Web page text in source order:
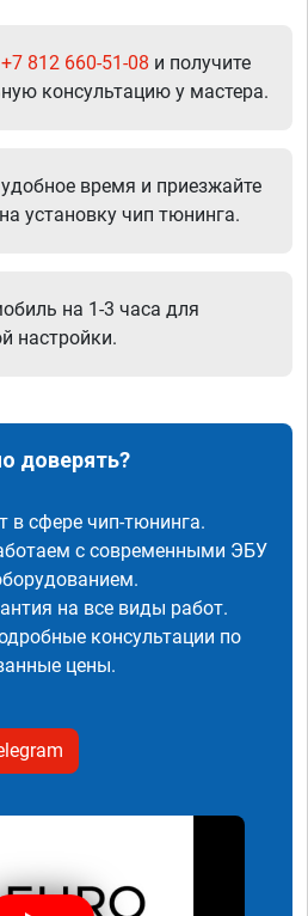
+7 812 660-51-08 и получите
консультацию у мастера.
время и приезжайте
установку чип тюнинга.
на 1-3 часа для
настройки.
доверять?
в сфере чип-тюнинга.
с современными ЭБУ
на все виды работ.
консультации по
цены.